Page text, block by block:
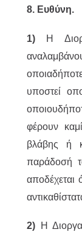
8. Ευθύνη.
1) Η
υποστεί
φέρουν
βλάβης ή
παράδοσή
αποδέχεται
2) Η